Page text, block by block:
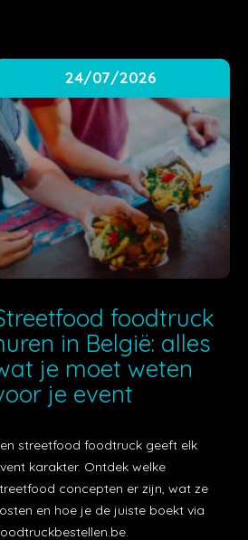
24/07/2026
foodtruck
in België: alles
je moet weten
je event
streetfood foodtruck geeft elk
karakter. Ontdek welke
concepten er zijn, wat ze
en hoe je de juiste boekt via